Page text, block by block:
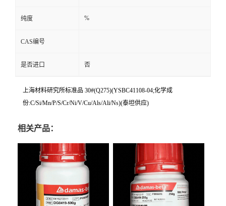
纯度 %
CAS编号
是否进口 否
上海材料研究所标准品 30#(Q275)(YSBC41108-04;化学成
份:C/Si/Mn/P/S/Cr/Ni/V/Cu/Als/Ali/Ns)(泰坦供应)
相关产品：